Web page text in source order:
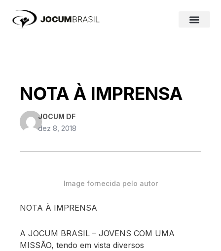
para
NOTA À IMPRENSA
JOCUM DF
dez 8, 2018
Image fornecida pelo autor
NOTA À IMPRENSA
A JOCUM BRASIL – JOVENS COM UMA
MISSÃO, tendo em vista diversos